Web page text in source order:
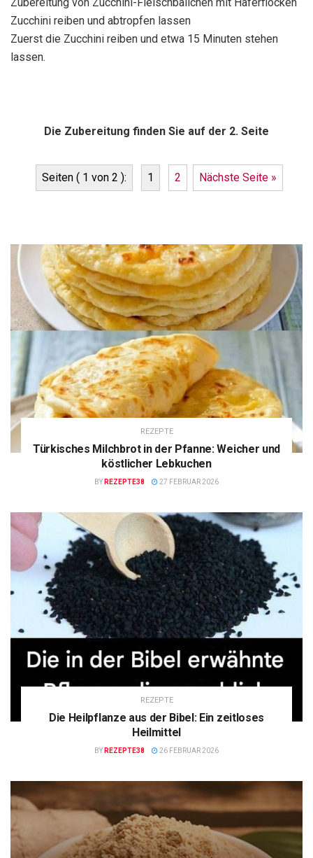
Zucchini reiben und abtropfen lassen
Zuerst die Zucchini reiben und etwa 15 Minuten stehen
lassen.
Die Zubereitung finden Sie auf der 2. Seite
Seiten ( 1 von 2 ): 1 2 Nächste Seite »
REZEPTE
Türkisches Milchbrot in der Pfanne: Weicher und
köstlicher Lebkuchen
BY REZEPTE38 27 FEBRUAR 2026
REZEPTE
Die Heilpflanze aus der Bibel: Ein zeitloses
Heilmittel
BY REZEPTE38 26 FEBRUAR 2026